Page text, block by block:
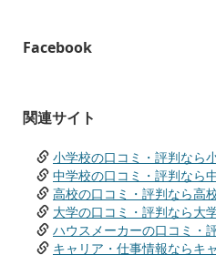
Facebook
関連サイト
小学校の口コミ・評判なら
中学校の口コミ・評判なら
高校の口コミ・評判なら高
大学の口コミ・評判なら大
ハウスメーカーの口コミ・
キャリア・仕事情報ならキ